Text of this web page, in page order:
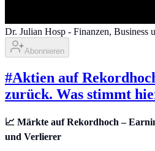
Dr. Julian Hosp - Finanzen, Business
Abonnieren
#Aktien auf
zurück. Was stimmt
📈 Märkte auf Rekordhoch –
und Verlierer